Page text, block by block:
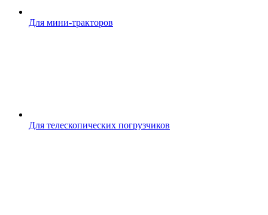
Для мини-тракторов
Для телескопических погрузчиков